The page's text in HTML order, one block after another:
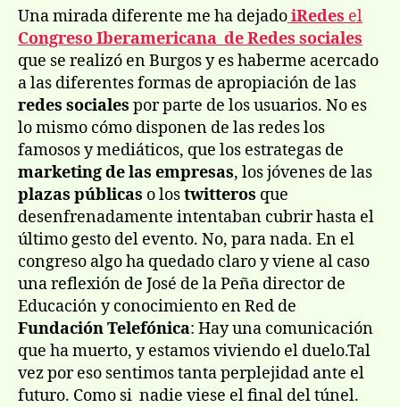
entrada
entrada
Una mirada diferente me ha dejadoiRedes el
Congreso Iberamericana de Redes sociales
que se realizó en Burgos y es haberme acercado
a las diferentes formas de apropiación de las
redes sociales por parte de los usuarios. No es
lo mismo cómo disponen de las redes los
famosos y mediáticos, que los estrategas de
marketing de las empresas, los jóvenes de las
plazas públicas o lostwitteros que
desenfrenadamente intentaban cubrir hasta el
último gesto del evento. No, para nada. En el
congreso algo ha quedado claro y viene al caso
una reflexión de José de la Peña director de
Educación y conocimiento en Red de
Fundación Telefónica: Hay una comunicación
que ha muerto, y estamos viviendo el duelo.Tal
vez por eso sentimos tanta perplejidad ante el
futuro. Como si nadie viese el final del túnel.